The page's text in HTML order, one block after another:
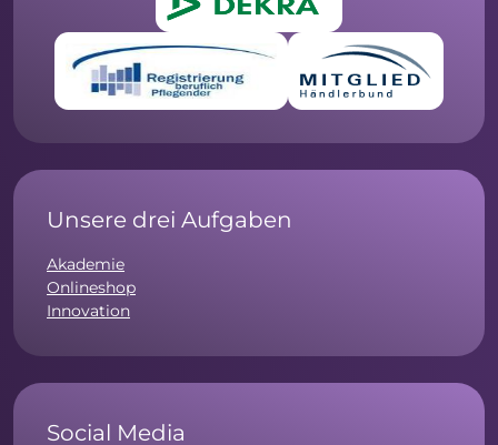
Unsere drei Aufgaben
Akademie
Onlineshop
Innovation
Social Media